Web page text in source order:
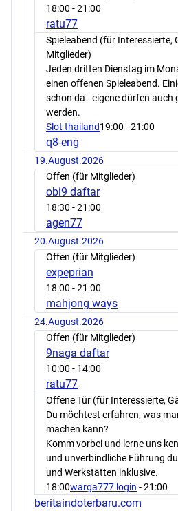
18:00 - 21:00
ratu77
Spieleabend (für Interessierte,
Mitglieder)
Jeden dritten Dienstag im
einen offenen Spieleabend.
schon da - eigene dürfen auch
werden.
Slot thailand19:00 - 21:00
q8-eng
19.August.2026
Offen (für Mitglieder)
obi9 daftar
18:30 - 21:00
agen77
20.August.2026
Offen (für Mitglieder)
expeprian
18:00 - 21:00
mahjong ways
24.August.2026
Offen (für Mitglieder)
9naga daftar
10:00 - 14:00
ratu77
Offene Tür (für Interessierte,
Du möchtest erfahren, was
machen kann?
Komm vorbei und lerne uns
und unverbindliche Führung
und Werkstätten inklusive.
18:00warga777 login - 21:00
beritaindoterbaru.com